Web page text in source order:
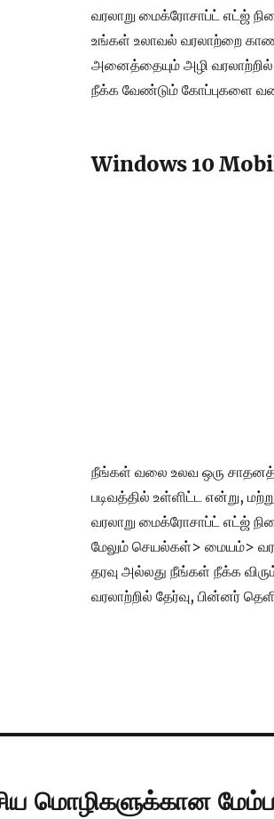
வரலாறு மைக்ரோசாப்ட் எட்ஜ்
உங்கள் உலாவல் வரலாற்றை
அனைத்தையும் அழி வரலாற்றில்
நீக்க வேண்டும் கோப்புகளை
Windows 10
நீங்கள் வலை உலவ ஒரு
படிவத்தில் உள்ளிட்ட என்று,
வரலாறு மைக்ரோசாப்ட் எட்ஜ்
மேலும் செயல்கள்> மையம்>
தரவு அல்லது நீங்கள் நீக்க
வரலாற்றில் தேர்வு, பின்னர்
மொழிகளுக்கான